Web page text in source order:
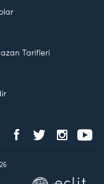
Tarifleri